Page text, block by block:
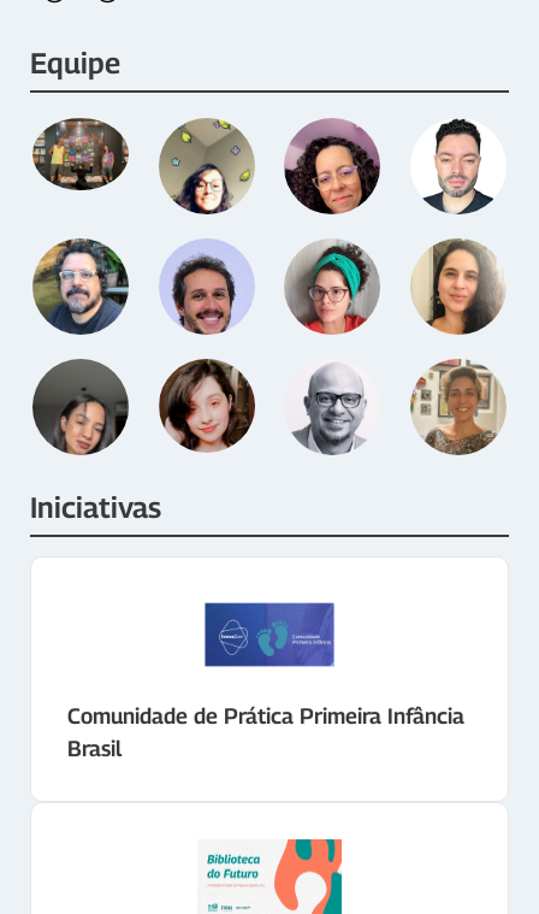
Equipe
Iniciativas
Comunidade de Prática Primeira Infância
Brasil